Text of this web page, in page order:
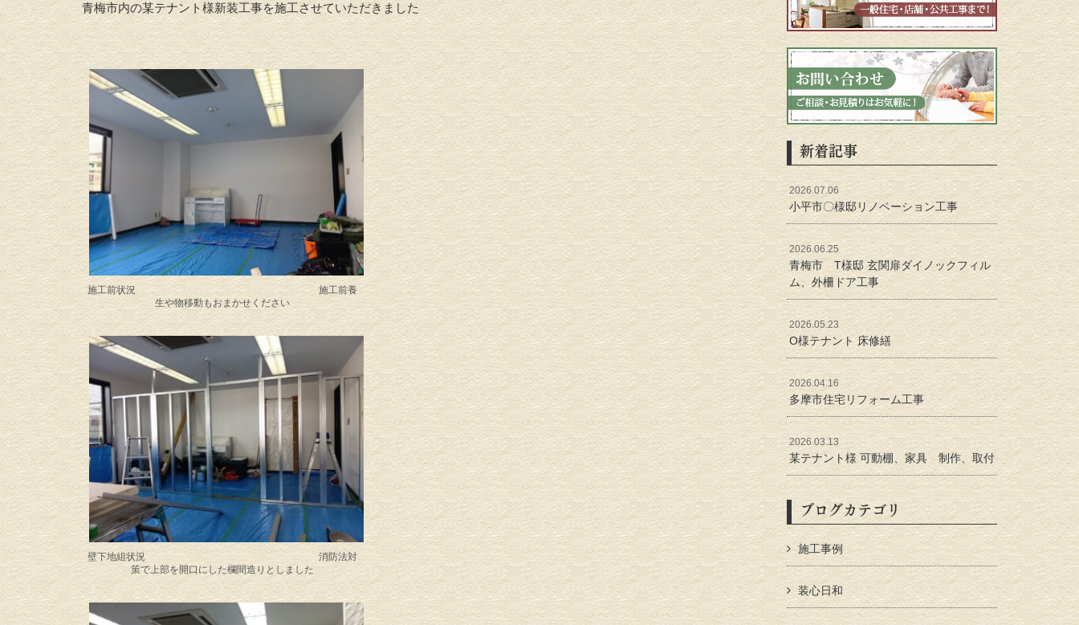
青梅市内の某テナント様新装工事を施工させていただきました
施工前状況 施工前養
生や物移動もおまかせください
壁下地組状況 消防法対
策で上部を開口にした欄間造りとしました
新着記事
2026.07.06
小平市〇様邸リノベーション工事
2026.06.25
青梅市 T様邸 玄関扉ダイノックフィル
ム、外柵ドア工事
2026.05.23
O様テナント 床修繕
2026.04.16
多摩市住宅リフォーム工事
2026.03.13
某テナント様 可動棚、家具 制作、取付
ブログカテゴリ
施工事例
装心日和